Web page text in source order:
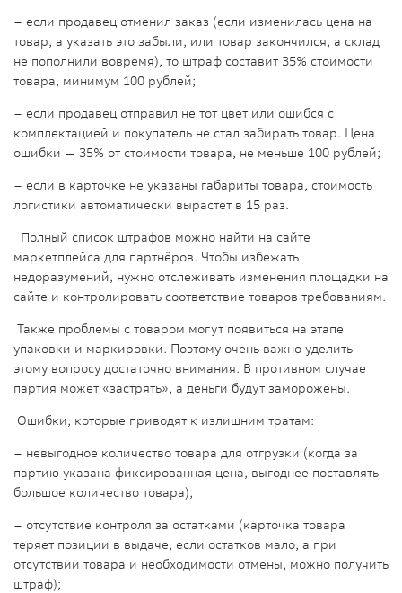
– если продавец отменил заказ (если изменилась цена на
товар, а указать это забыли, или товар закончился, а склад
не пополнили вовремя), то штраф составит 35% стоимости
товара, минимум 100 рублей;
– если продавец отправил не тот цвет или ошибся с
комплектацией и покупатель не стал забирать товар. Цена
ошибки — 35% от стоимости товара, не меньше 100 рублей;
– если в карточке не указаны габариты товара, стоимость
логистики автоматически вырастет в 15 раз.
Полный список штрафов можно найти на сайте
маркетплейса для партнёров. Чтобы избежать
недоразумений, нужно отслеживать изменения площадки на
сайте и контролировать соответствие товаров требованиям.
Также проблемы с товаром могут появиться на этапе
упаковки и маркировки. Поэтому очень важно уделить
этому вопросу достаточно внимания. В противном случае
партия может «застрять», а деньги будут заморожены.
Ошибки, которые приводят к излишним тратам:
– невыгодное количество товара для отгрузки (когда за
партию указана фиксированная цена, выгоднее поставлять
большое количество товара);
– отсутствие контроля за остатками (карточка товара
теряет позиции в выдаче, если остатков мало, а при
отсутствии товара и необходимости отмены, можно получить
штраф);